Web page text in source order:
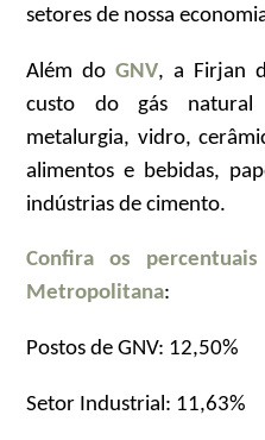
setores de nossa
Além doGNV, a Firjan
custo do gás
metalurgia, vidro,
alimentos e bebidas,
indústrias de cimento.
Confira os
Metropolitana:
Postos de GNV: 12,50%
Setor Industrial: 11,63%